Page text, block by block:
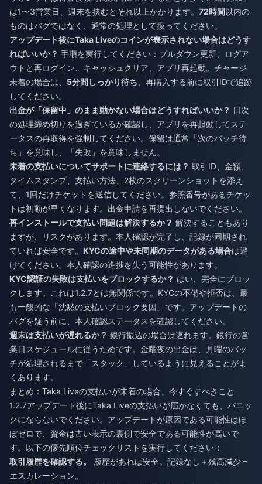
は1〜3営業日、週末を挟むとそれ以上かかります。 72時間以内の
ものはバグではなく、通常の処理として扱ってください。
アップデート後にTaka Liveのコインが表示されない場合はどうす
ればいいか？ 手順を実行してください：プルダウン更新、ログア
ウトと再ログイン、キャッシュクリア、アプリ再起動。チャージ
未着の場合は、 5分間しっかり待ち 、再購入する前に取引IDで追跡
してください。
出金が「保留中」のまま動かない場合はどうすればいいか？ 日次
の処理締め切りを過ぎているか確認し、アプリを再起動してステ
ータスの再取得を強制してください。保留は通常「次のバッチ待
ち」を意味し、「失敗」を意味しません。
未着の支払いについてサポートに連絡するには？ 取引ID、金額、
タイムスタンプ、支払い方法、2枚のスクリーンショットを添え
て、1回だけチケットを送信してください。参照番号があるチケッ
トは初動が早くなります。出金申請を再提出しないでください。
再インストールで支払い問題は解決するか？ 解決することもあり
ますが、リスクがあります。本人確認が完了し、記録が同期され
ていれば安全です。 KYCの途中や未同期のデータがある場合は避
けてください。本人確認の進捗を失う可能性があります。
KYC認証の失敗は支払いをブロックするか？ はい、完全にブロッ
クします。これは1.2.7とは無関係です。KYCの不備や拒否は、最
も一般的な「沈黙の支払いブロック要因」です。アップデートの
バグを疑う前に、本人確認ステータスを確認してください。
週末は支払いが遅れるか？ 銀行振込の場合は遅れます。銀行の営
業日スケジュールに従うためです。金曜夜の出金は、月曜のバッ
チが処理されるまで「スタック」しているように見えることがよ
くあります。
まとめ：Taka Liveの支払いが未着の場合、今すぐすべきこと
1.2.7アップデート後にTaka Liveの支払いが届かなくても、パニッ
クにならないでください。アップデートが原因である可能性はほ
ぼゼロで、資金は古い表示の裏側で安全である可能性が高いで
す。以下の優先順位チェックリストを実行してください：
取引履歴を確認する。
履歴があれば安全。記録なし＋残高減少＝
エスカレーション。